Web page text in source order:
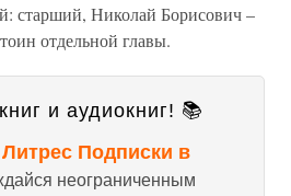
старший, Николай Борисович –
отдельной главы.
и аудиокниг! 📚
Подписки в
неограниченным